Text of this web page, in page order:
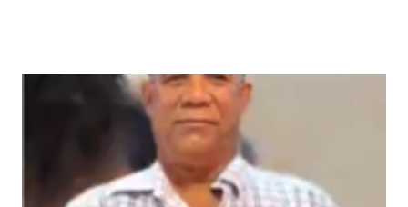
Instagram A post shared by Juan carlos martinez Guerrero
(@elrescatador528) Mas abajo de dejamos el video del
reportaje de Nuria Piera PARTE 1 PARTE 2